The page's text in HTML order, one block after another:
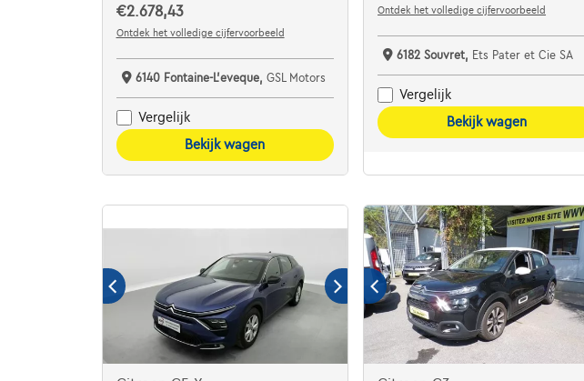
€2.678,43
Ontdek het volledige cijfervoorbeeld
6140 Fontaine-L'eveque, GSL Motors
Vergelijk
Bekijk wagen
Ontdek het volledige cijfervoorbeeld
6182 Souvret, Ets Pater et Cie SA
Vergelijk
Bekijk wagen